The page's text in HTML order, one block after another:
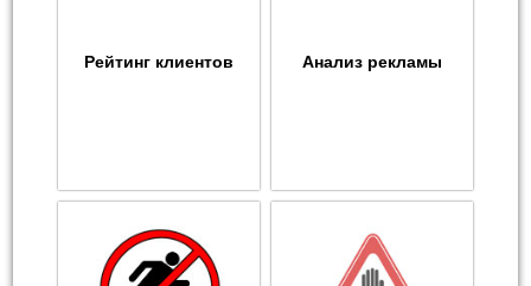
Рейтинг клиентов Анализ рекламы